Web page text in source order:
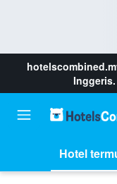
Hotel